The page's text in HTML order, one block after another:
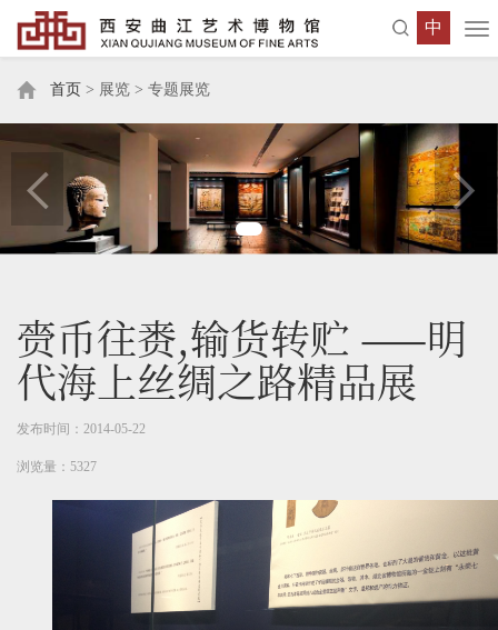
中
首页 > 展览 > 专题展览
赍币往赉,输货转贮 ——明
代海上丝绸之路精品展
发布时间：2014-05-22
浏览量：5327